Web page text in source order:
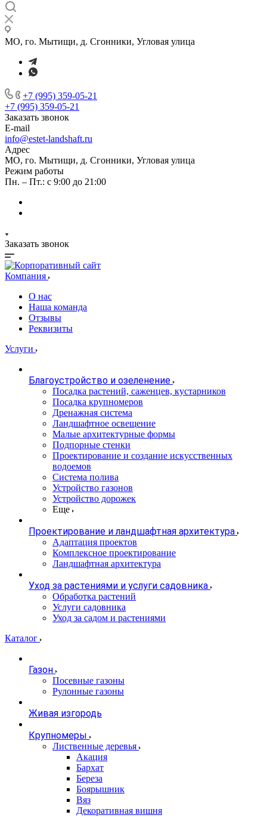
МО, го. Мытищи, д. Сгонники, Угловая улица
+7 (995) 359-05-21
+7 (995) 359-05-21
Заказать звонок
E-mail
info@estet-landshaft.ru
Адрес
МО, го. Мытищи, д. Сгонники, Угловая улица
Режим работы
Пн. – Пт.: с 9:00 до 21:00
Заказать звонок
Компания
О нас
Наша команда
Отзывы
Реквизиты
Услуги
Благоустройство и озеленение
Посадка растений, саженцев, кустарников
Посадка крупномеров
Дренажная система
Ландшафтное освещение
Малые архитектурные формы
Подпорные стенки
Проектирование и создание искусственных
водоемов
Система полива
Устройство газонов
Устройство дорожек
Еще
Проектирование и ландшафтная архитектура
Адаптация проектов
Комплексное проектирование
Ландшафтная архитектура
Уход за растениями и услуги садовника
Обработка растений
Услуги садовника
Уход за садом и растениями
Каталог
Газон
Посевные газоны
Рулонные газоны
Живая изгородь
Крупномеры
Лиственные деревья
Акация
Бархат
Береза
Боярышник
Вяз
Декоративная вишня